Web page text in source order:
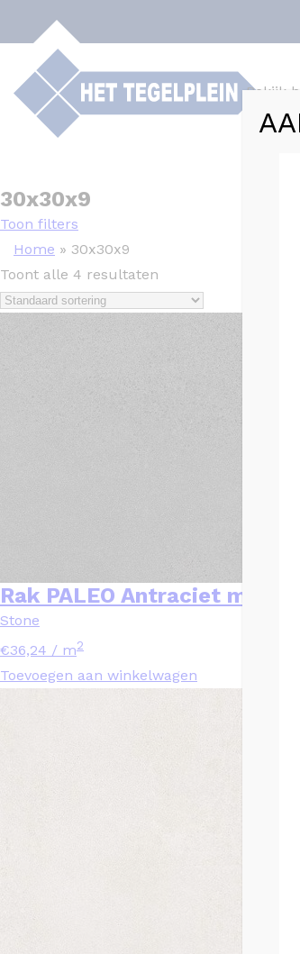
Bekijk
30x30x9
Toon filters
Home » 30x30x9
Toont alle 4 resultaten
Rak PALEO Antraciet mat –
Stone
€36,24 / m2
Toevoegen aan winkelwagen